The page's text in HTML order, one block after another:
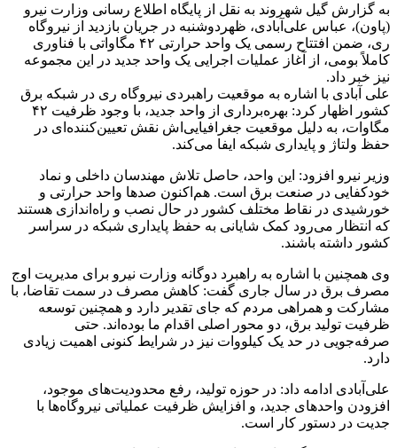
به گزارش گیل شهروند به نقل از پایگاه اطلاع رسانی وزارت نیرو
(پاون)، عباس علی‌آبادی، ظهردوشنبه در جریان بازدید از نیروگاه
ری، ضمن افتتاح رسمی یک واحد حرارتی ۴۲ مگاواتی با فناوری
کاملاً بومی، از آغاز عملیات اجرایی یک واحد جدید در این مجموعه
نیز خبر داد.
علی آبادی با اشاره به موقعیت راهبردی نیروگاه ری در شبکه برق
کشور اظهار کرد: بهره‌برداری از واحد جدید، با وجود ظرفیت ۴۲
مگاوات، به دلیل موقعیت جغرافیایی‌اش نقش تعیین‌کننده‌ای در
حفظ ولتاژ و پایداری شبکه ایفا می‌کند.
وزیر نیرو افزود: این واحد، حاصل تلاش مهندسان داخلی و نماد
خودکفایی در صنعت برق است. هم‌اکنون صدها واحد حرارتی و
خورشیدی در نقاط مختلف کشور در حال نصب و راه‌اندازی هستند
که انتظار می‌رود کمک شایانی به حفظ پایداری شبکه در سراسر
کشور داشته باشند.
وی همچنین با اشاره به راهبرد دوگانه وزارت نیرو برای مدیریت اوج
مصرف برق در سال جاری گفت: کاهش مصرف در سمت تقاضا، با
مشارکت و همراهی مردم که جای تقدیر دارد و همچنین توسعه
ظرفیت تولید برق، دو محور اصلی اقدام ما بوده‌اند. حتی
صرفه‌جویی در حد یک کیلووات نیز در شرایط کنونی اهمیت زیادی
دارد.
علی‌آبادی ادامه داد: در حوزه تولید، رفع محدودیت‌های موجود،
افزودن واحدهای جدید، و افزایش ظرفیت عملیاتی نیروگاه‌ها با
جدیت در دستور کار است.